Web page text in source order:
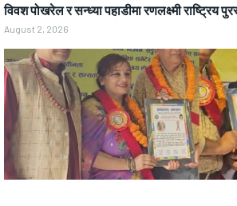
विवश पोखरेल र सन्ध्या पहाडीमा रणलक्ष्मी राष्ट्रिय
August 2, 2026